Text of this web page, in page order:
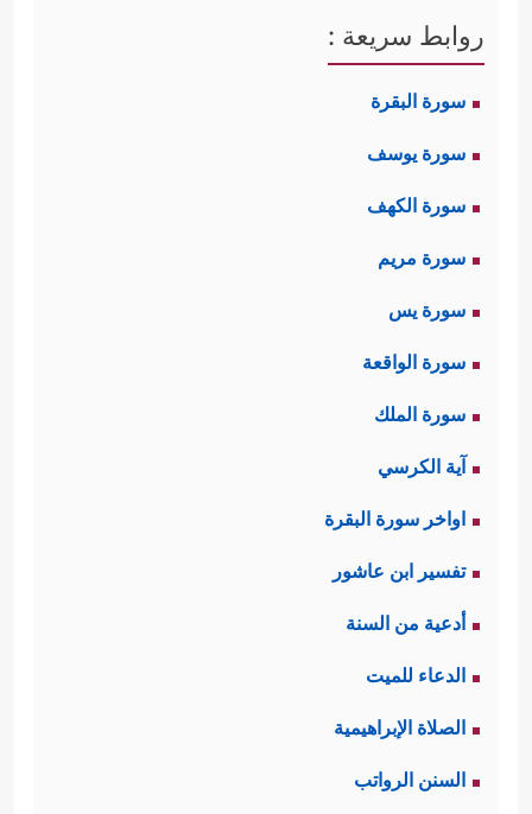
روابط سريعة :
سورة البقرة
سورة يوسف
سورة الكهف
سورة مريم
سورة يس
سورة الواقعة
سورة الملك
آية الكرسي
اواخر سورة البقرة
تفسير ابن عاشور
أدعية من السنة
الدعاء للميت
الصلاة الإبراهيمية
السنن الرواتب